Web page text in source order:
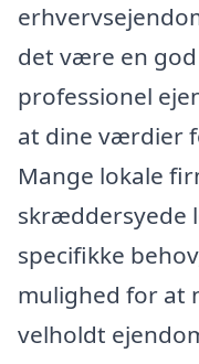
det være en
professionel
at dine værdier
Mange lokale
skræddersyede
specifikke
mulighed for at
velholdt